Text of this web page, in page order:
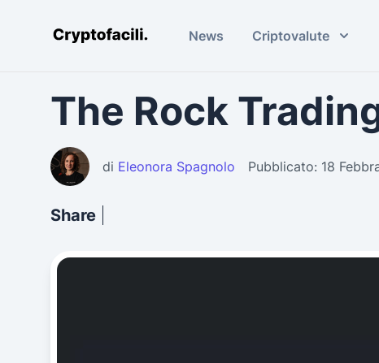
Cryptofacili.com News Criptovalute
The Rock
di Eleonora Spagnolo Pubblicato: 18
Share